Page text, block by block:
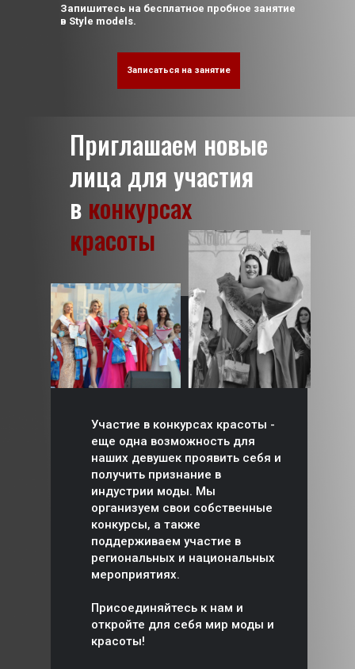
Записаться на занятие
Запишитесь на бесплатное пробное занятие
в Style models.
Приглашаем новые
лица для участия
в конкурсах
красоты
Участие в конкурсах красоты -
еще одна возможность для
наших девушек проявить себя и
получить признание в
индустрии моды. Мы
организуем свои собственные
конкурсы, а также
поддерживаем участие в
региональных и национальных
мероприятиях.
Присоединяйтесь к нам и
откройте для себя мир моды и
красоты!